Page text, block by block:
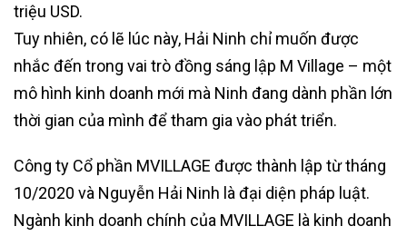
triệu USD.
Tuy nhiên, có lẽ lúc này, Hải Ninh chỉ muốn được
nhắc đến trong vai trò đồng sáng lập M Village – một
mô hình kinh doanh mới mà Ninh đang dành phần lớn
thời gian của mình để tham gia vào phát triển.
Công ty Cổ phần MVILLAGE được thành lập từ tháng
10/2020 và Nguyễn Hải Ninh là đại diện pháp luật.
Ngành kinh doanh chính của MVILLAGE là kinh doanh